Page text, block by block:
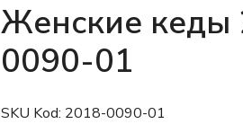
Женские кеды
0090-01
SKU Kod: 2018-0090-01